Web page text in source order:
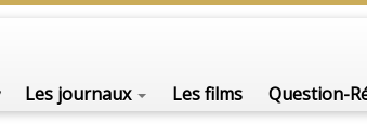
Les journaux Les films Question-